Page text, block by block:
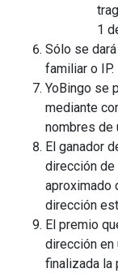
1
Sólo se
familiar o IP.
YoBingo se
mediante
nombres de
El ganador
dirección de
aproximado
dirección
El premio
dirección en
finalizada la